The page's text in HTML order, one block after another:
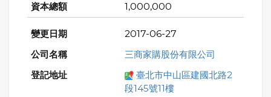
1,000,000
2017-06-27
三商家購股份有限公司
臺北市中山區建國北路2
段145號11樓